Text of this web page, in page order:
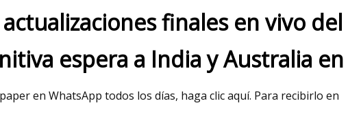
Mar 06, 2023
finales en vivo del
espera a India y Australia
en WhatsApp todos los días, haga clic aquí. Para recibirlo en